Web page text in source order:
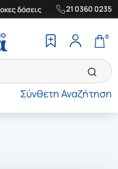
δόσεις | Δωρεάν
21 0360 0235
Σύνθετη Αναζήτηση
0